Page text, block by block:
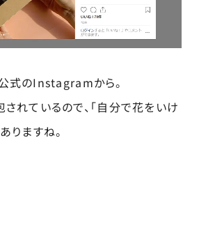
式のInstagramから。
れているので、「自分で花をいけ
りますね。